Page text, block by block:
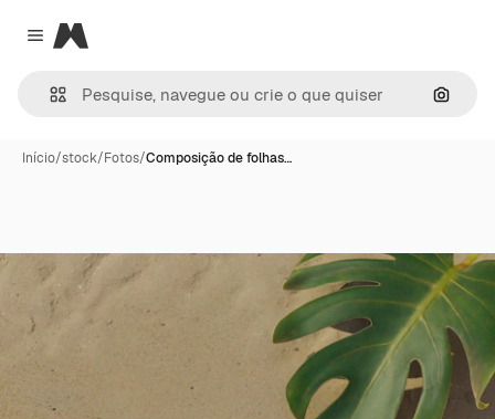
Close menu
Magnific
Início/stock/Fotos/Composição de folhas…